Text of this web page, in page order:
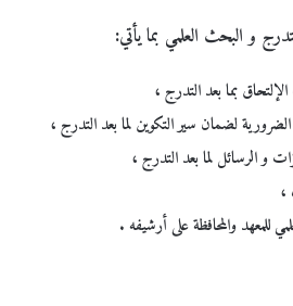
و البحث العلمي بما يأتي:
بما بعد التدرج ،
لضمان سير التكوين لما بعد التدرج ،
و الرسائل لما بعد التدرج ،
،
للمعهد والمحافظة على أرشيفه .